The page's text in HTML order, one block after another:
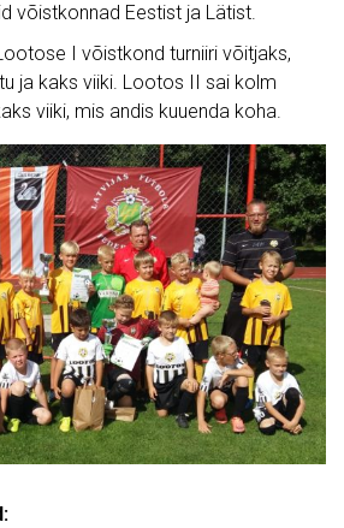
võistkonnad Eestist ja Lätist.
I võistkond turniiri võitjaks,
ja kaks viiki. Lootos II sai kolm
viiki, mis andis kuuenda koha.